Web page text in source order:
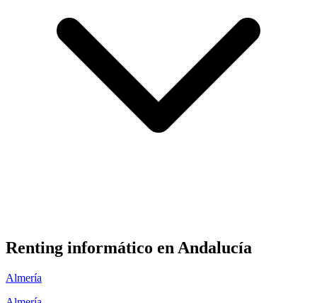
Renting informático enAndalucía
Almería